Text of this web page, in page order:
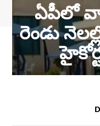
ఏపీలో
రెండు